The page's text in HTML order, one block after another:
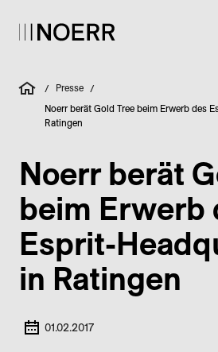
/ Presse /
Noerr berät Gold Tree beim Erwerb des
Ratingen
Noerr berät
beim Erwerb
Esprit-
in Ratingen
01.02.2017